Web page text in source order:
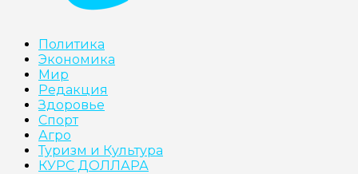
Политика
Экономика
Мир
Редакция
Здоровье
Cпорт
Агро
Туризм и Культура
КУРС ДОЛЛАРА